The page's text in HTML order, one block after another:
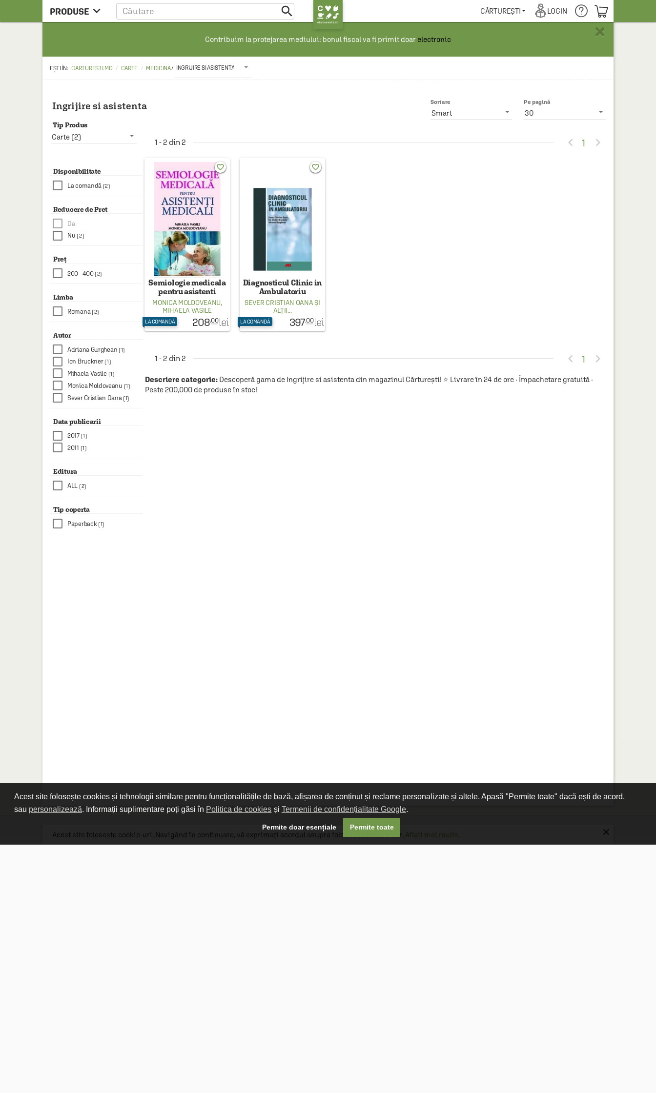
Acest site folosește cookies și tehnologii similare pentru funcționalitățile de bază, afișarea de conținut și reclame personalizate și altele. Apasă "Permite toate" dacă ești de acord,
sau personalizează. Informații suplimentare poți găsi în Politica de cookies și Termenii de confidențialitate Google.
Permite doar esențiale Permite toate
PRODUSE 
CARTE RUSA
MANGA
MUZICA
FILM
PAPETARIE
CEAI & ACCESORII
HAINE SI ACCESORII
BOARD GAMES
JOCURI SI JUCARII
PLAYGROUND
COSMETICE
DISNEY
CURSURI LIMBI STRAINE
PROMOȚII ȘI SELECȚII
 CĂRTUREȘTI LOGIN COȘUL TĂU
×
Contribuim la protejarea mediului: bonul fiscal va fi primit doar electronic
CARTURESTI.MD CARTE MEDICINA/ INGRIJIRE SI ASISTENTA
Ingrijire si asistenta Pe pagină
30
Sortare
Smart
Tip Produs
Carte (2)
Disponibilitate
La comandă (2)
Reducere de Pret
Da
Nu (2)
Preț
200 - 400 (2)
Limba
Romana (2)
Autor
Adriana Gurghean (1)
Ion Bruckner (1)
Mihaela Vasile (1)
Monica Moldoveanu (1)
Sever Cristian Oana (1)
Data publicarii
2017 (1)
2011 (1)
Editura
ALL (2)
Tip coperta
Paperback (1)
1 - 2 din 2  1 
Semiologie medicala
pentru asistenti
medicali
MONICA MOLDOVEANU,
MIHAELA VASILE
LA COMANDĂ 208.00 lei
favorite_border
Diagnosticul Clinic in
Ambulatoriu
SEVER CRISTIAN OANAȘI
ALȚII...
LA COMANDĂ 397.00 lei
favorite_border
1 - 2 din 2  1 
Descriere categorie: Descoperă gama de Ingrijire si asistenta din magazinul Cărturești! ⭐ Livrare în 24 de ore · Împachetare gratuită ·
Peste 200,000 de produse în stoc!
Linkuri utile  Livrare gratuită
Acest site folosește cookie-uri. Navigând în continuare, vă exprimați acordul asupra folosirii cookie-urilor. Aflați mai multe. ×